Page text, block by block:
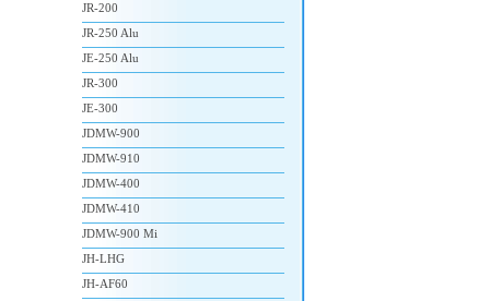
JR-200
JR-250 Alu
JE-250 Alu
JR-300
JE-300
JDMW-900
JDMW-910
JDMW-400
JDMW-410
JDMW-900 Mi
JH-LHG
JH-AF60